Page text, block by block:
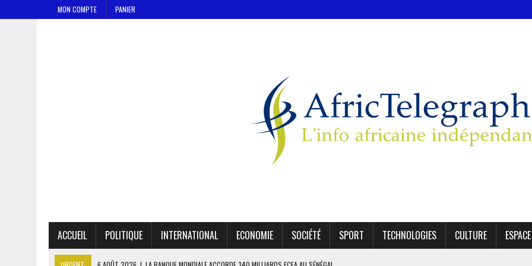
MON COMPTE PANIER
ACCUEIL POLITIQUE INTERNATIONAL ECONOMIE SOCIÉTÉ SPORT TECHNOLOGIES CULTURE